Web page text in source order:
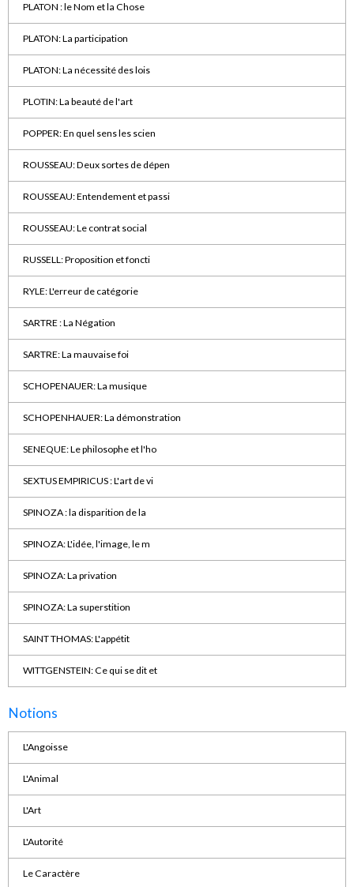
PLATON : le Nom et la Chose
PLATON: La participation
PLATON: La nécessité des lois
PLOTIN: La beauté de l'art
POPPER: En quel sens les scien
ROUSSEAU: Deux sortes de dépen
ROUSSEAU: Entendement et passi
ROUSSEAU: Le contrat social
RUSSELL: Proposition et foncti
RYLE: L'erreur de catégorie
SARTRE : La Négation
SARTRE: La mauvaise foi
SCHOPENAUER: La musique
SCHOPENHAUER: La démonstration
SENEQUE: Le philosophe et l'ho
SEXTUS EMPIRICUS : L'art de vi
SPINOZA : la disparition de la
SPINOZA: L'idée, l'image, le m
SPINOZA: La privation
SPINOZA: La superstition
SAINT THOMAS: L'appétit
WITTGENSTEIN: Ce qui se dit et
Notions
L'Angoisse
L'Animal
L'Art
L'Autorité
Le Caractère